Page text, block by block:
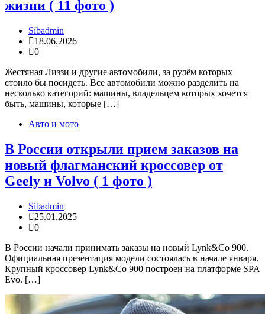
жизни ( 11 фото )
Sibadmin
18.06.2026
0
Жестяная Лиззи и другие автомобили, за рулём которых
стоило бы посидеть. Все автомобили можно разделить на
несколько категорий: машины, владельцем которых хочется
быть, машины, которые […]
Авто и мото
В России открыли прием заказов на
новый флагманский кроссовер от
Geely и Volvo ( 1 фото )
Sibadmin
25.01.2025
0
В России начали принимать заказы на новый Lynk&Co 900.
Официальная презентация модели состоялась в начале января.
Крупный кроссовер Lynk&Co 900 построен на платформе SPA
Evo. […]